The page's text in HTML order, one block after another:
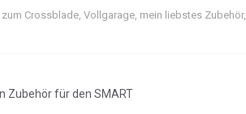
Crossblade, Vollgarage, mein liebstes Zubehör,
Zubehör für den SMART